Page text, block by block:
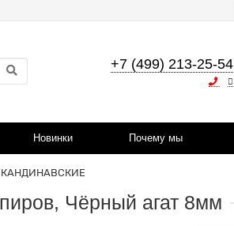
+7 (499) 213-25-54
Новинки Почему мы
Чёрный агат 8мм